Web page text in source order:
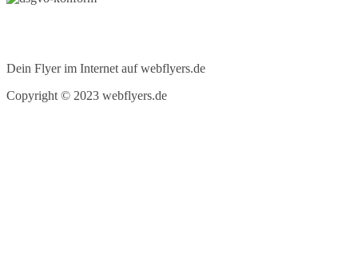
Dein Flyer im Internet auf webflyers.de
Copyright © 2023 webflyers.de